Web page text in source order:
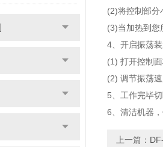
(2)将控制部分
(3)当加热到您
4、开启振荡
(1) 打开控制
(2) 调节振荡
5、工作完毕
6、清洁机器
上一篇：